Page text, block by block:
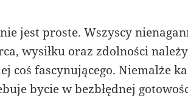
jest proste. Wszyscy
wysiłku oraz zdolności
coś fascynującego. Niemalże
bycie w bezbłędnej